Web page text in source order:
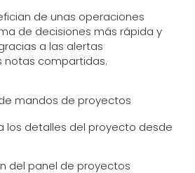
de unas operaciones
de decisiones más rápida y
a las alertas
notas compartidas.
los detalles del proyecto desde